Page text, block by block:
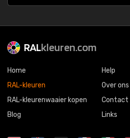
RALkleuren.com
Home
RAL-kleuren
RAL-kleurenwaaier kopen
Blog
Help
Over ons
Contact
Links